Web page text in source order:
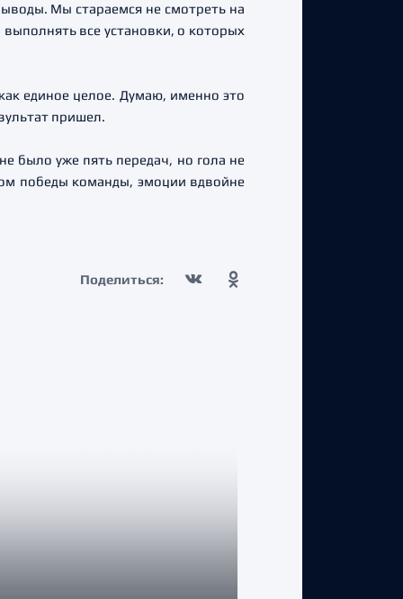
Мы стараемся не смотреть на
все установки, о которых
единое целое. Думаю, именно это
пришел.
было уже пять передач, но гола не
победы команды, эмоции вдвойне
Поделиться: